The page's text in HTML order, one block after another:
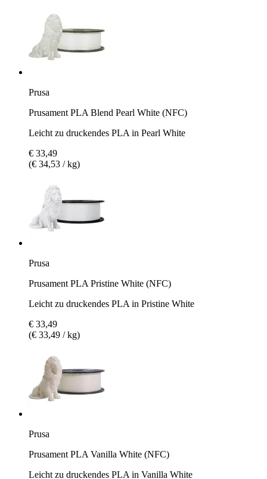
Prusa
Prusament PLA Blend Pearl White (NFC)
Leicht zu druckendes PLA in Pearl White
€ 33,49
(€ 34,53 / kg)
Prusa
Prusament PLA Pristine White (NFC)
Leicht zu druckendes PLA in Pristine White
€ 33,49
(€ 33,49 / kg)
Prusa
Prusament PLA Vanilla White (NFC)
Leicht zu druckendes PLA in Vanilla White